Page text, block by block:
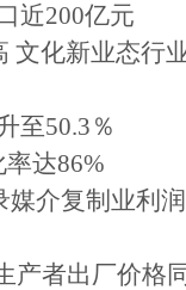
近200亿元
文化新业态行
至50.3％
达86%
介复制业利
产者出厂价格